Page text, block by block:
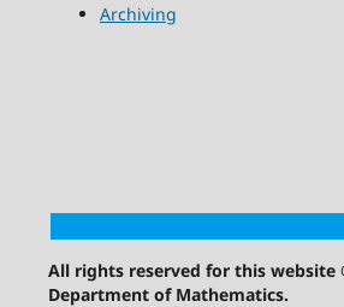
Archiving
All rights reserved for this website
Department of Mathematics.